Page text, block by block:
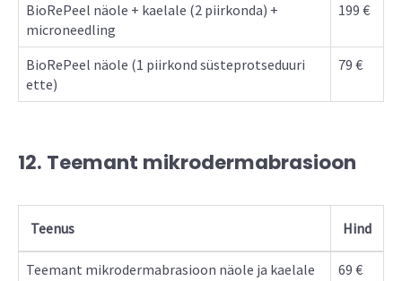
BioRePeel näole + kaelale (2 piirkonda) +
microneedling
199 €
BioRePeel näole (1 piirkond süsteprotseduuri
ette)
79 €
12. Teemant mikrodermabrasioon
Teenus Hind
Teemant mikrodermabrasioon näole ja kaelale
69 €